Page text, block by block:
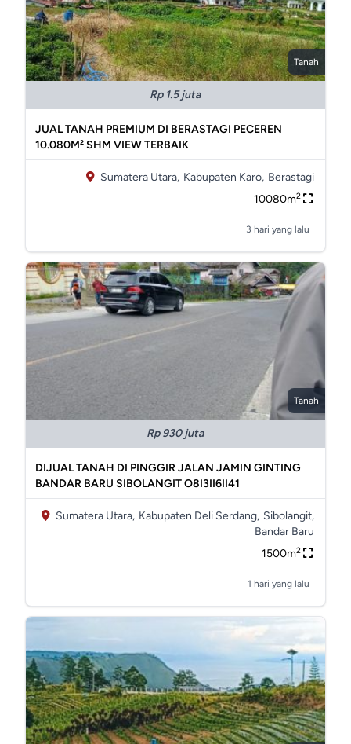
Tanah
Rp 1.5 juta
JUAL TANAH PREMIUM DI BERASTAGI PECEREN
10.080M² SHM VIEW TERBAIK
Sumatera Utara, Kabupaten Karo, Berastagi
10080m2
3 hari yang lalu
Tanah
Rp 930 juta
DIJUAL TANAH DI PINGGIR JALAN JAMIN GINTING
BANDAR BARU SIBOLANGIT O8I3II6II41
Sumatera Utara, Kabupaten Deli Serdang, Sibolangit,
Bandar Baru
1500m2
1 hari yang lalu